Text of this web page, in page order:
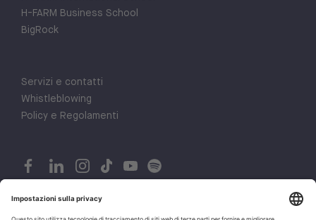
H-FARM Business School
BigRock
Servizi e contatti
Whistleblowing
Policy e Regolamenti